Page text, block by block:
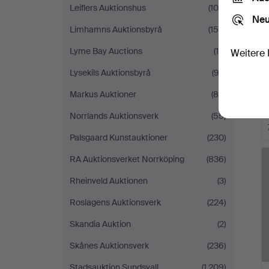
Leiflers Auktionshus
(105)
Limhamns Auktionsbyrå
(158)
Lyme Bay Auctions
(15)
Lysekils Auktionsbyrå
(92)
Markus Auktioner
(88)
Norrlands Auktionsverk
(55)
Palsgaard Kunstauktioner
(230)
RA Auktionsverket Norrköping
(836)
Rheinveld Auktionen
(3)
Roslagens Auktionsverk
(224)
Skandia Auktion
(2)
Skånes Auktionsverk
(236)
Weitere